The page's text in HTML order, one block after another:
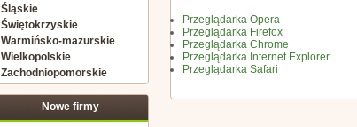
Śląskie
Świętokrzyskie
Warmińsko-mazurskie
Wielkopolskie
Zachodniopomorskie
Nowe firmy
Przeglądarka Opera
Przeglądarka Firefox
Przeglądarka Chrome
Przeglądarka Internet Explorer
Przeglądarka Safari